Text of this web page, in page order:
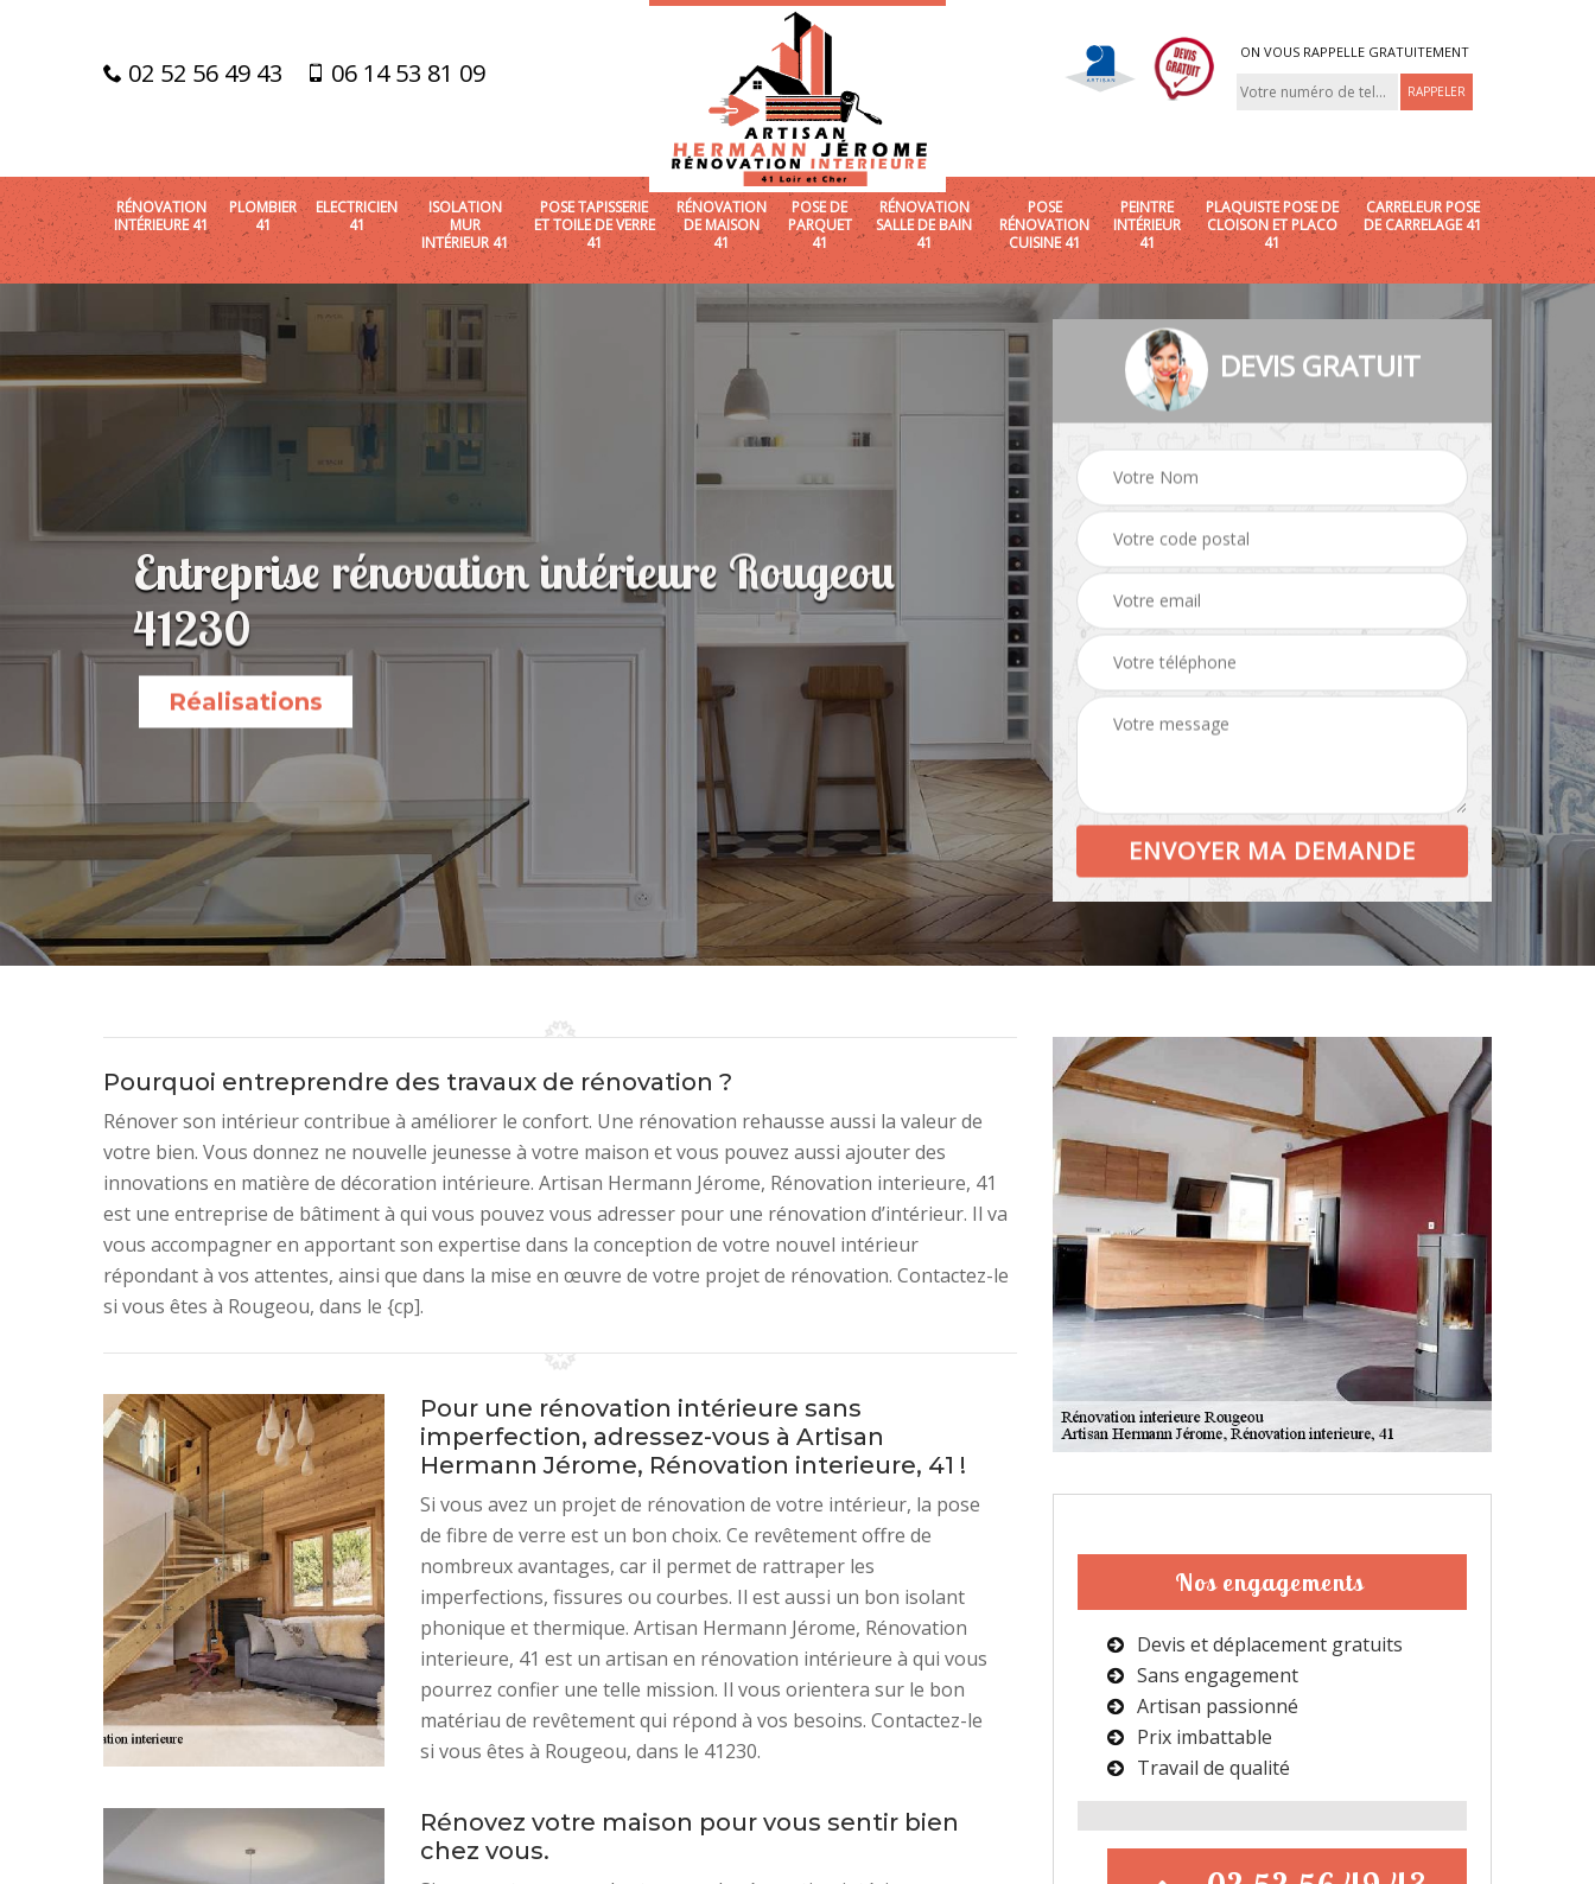
02 52 56 49 43 06 14 53 81 09
ON VOUS RAPPELLE GRATUITEMENT
RÉNOVATION
INTÉRIEURE 41
PLOMBIER
41
ELECTRICIEN
41
ISOLATION
MUR
INTÉRIEUR 41
POSE TAPISSERIE
ET TOILE DE VERRE
41
RÉNOVATION
DE MAISON
41
POSE DE
PARQUET
41
RÉNOVATION
SALLE DE BAIN
41
POSE
RÉNOVATION
CUISINE 41
PEINTRE
INTÉRIEUR
41
PLAQUISTE POSE DE
CLOISON ET PLACO
41
CARRELEUR POSE
DE CARRELAGE 41
Entreprise rénovation intérieure Rougeou
41230
Réalisations
DEVIS GRATUIT
Pourquoi entreprendre des travaux de rénovation ?
Rénover son intérieur contribue à améliorer le confort. Une rénovation rehausse aussi la valeur de
votre bien. Vous donnez ne nouvelle jeunesse à votre maison et vous pouvez aussi ajouter des
innovations en matière de décoration intérieure. Artisan Hermann Jérome, Rénovation interieure, 41
est une entreprise de bâtiment à qui vous pouvez vous adresser pour une rénovation d’intérieur. Il va
vous accompagner en apportant son expertise dans la conception de votre nouvel intérieur
répondant à vos attentes, ainsi que dans la mise en œuvre de votre projet de rénovation. Contactez-le
si vous êtes à Rougeou, dans le {cp].
Pour une rénovation intérieure sans
imperfection, adressez-vous à Artisan
Hermann Jérome, Rénovation interieure, 41 !
Si vous avez un projet de rénovation de votre intérieur, la pose
de fibre de verre est un bon choix. Ce revêtement offre de
nombreux avantages, car il permet de rattraper les
imperfections, fissures ou courbes. Il est aussi un bon isolant
phonique et thermique. Artisan Hermann Jérome, Rénovation
interieure, 41 est un artisan en rénovation intérieure à qui vous
pourrez confier une telle mission. Il vous orientera sur le bon
matériau de revêtement qui répond à vos besoins. Contactez-le
si vous êtes à Rougeou, dans le 41230.
Rénovez votre maison pour vous sentir bien
chez vous.
Nos engagements
Devis et déplacement gratuits
Sans engagement
Artisan passionné
Prix imbattable
Travail de qualité